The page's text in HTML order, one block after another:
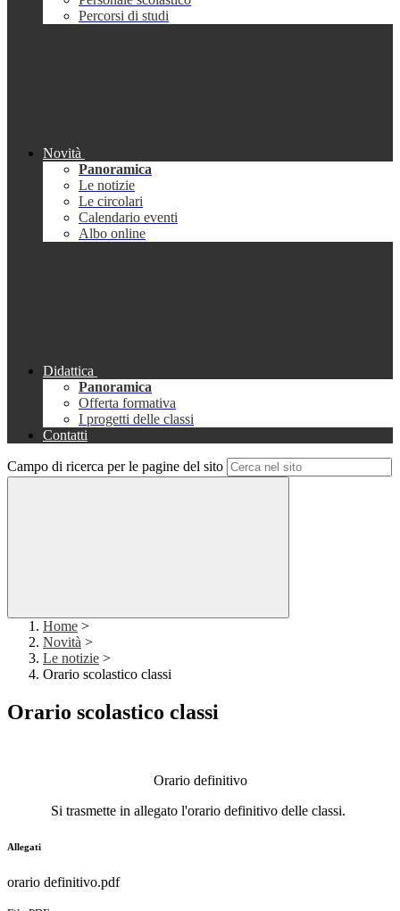
Percorsi di studi
Novità
Panoramica
Le notizie
Le circolari
Calendario eventi
Albo online
Didattica
Panoramica
Offerta formativa
I progetti delle classi
Contatti
Campo di ricerca per le pagine del sito
Home >
Novità >
Le notizie >
Orario scolastico classi
Orario scolastico classi
Orario definitivo
Si trasmette in allegato l'orario definitivo delle classi.
Allegati
orario definitivo.pdf